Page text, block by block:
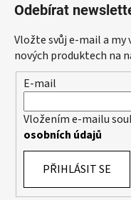
Odebírat
Vložte svůj e-mail a
nových produktech na
E-mail
Vložením e-mailu
osobních údajů
PŘIHLÁSIT SE